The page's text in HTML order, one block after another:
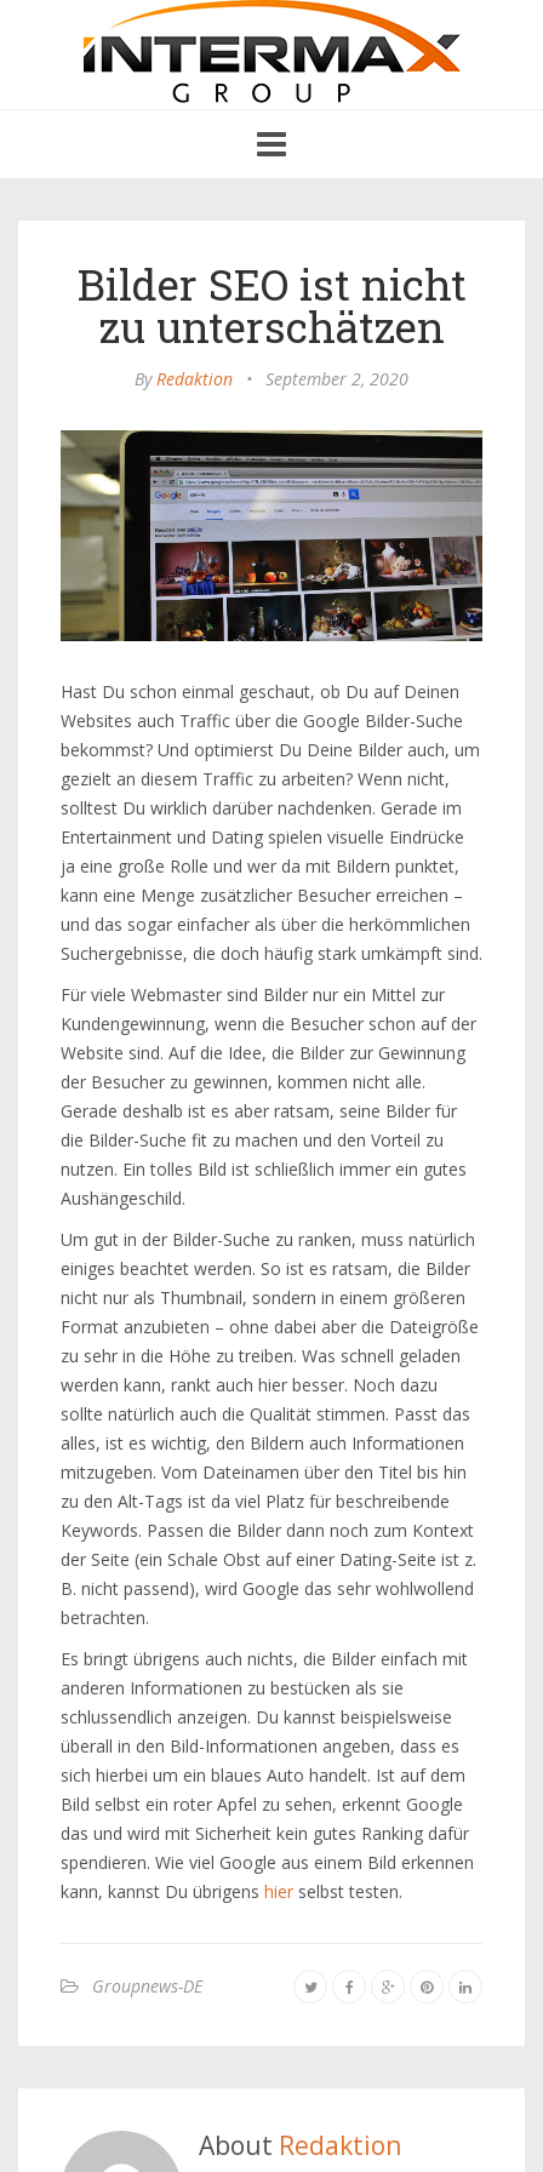
navigation
Bilder SEO ist nicht
zu unterschätzen
ByRedaktion • September 2, 2020
Hast Du schon einmal geschaut, ob Du auf Deinen
Websites auch Traffic über die Google Bilder-Suche
bekommst? Und optimierst Du Deine Bilder auch, um
gezielt an diesem Traffic zu arbeiten? Wenn nicht,
solltest Du wirklich darüber nachdenken. Gerade im
Entertainment und Dating spielen visuelle Eindrücke
ja eine große Rolle und wer da mit Bildern punktet,
kann eine Menge zusätzlicher Besucher erreichen –
und das sogar einfacher als über die herkömmlichen
Suchergebnisse, die doch häufig stark umkämpft sind.
Für viele Webmaster sind Bilder nur ein Mittel zur
Kundengewinnung, wenn die Besucher schon auf der
Website sind. Auf die Idee, die Bilder zur Gewinnung
der Besucher zu gewinnen, kommen nicht alle.
Gerade deshalb ist es aber ratsam, seine Bilder für
die Bilder-Suche fit zu machen und den Vorteil zu
nutzen. Ein tolles Bild ist schließlich immer ein gutes
Aushängeschild.
Um gut in der Bilder-Suche zu ranken, muss natürlich
einiges beachtet werden. So ist es ratsam, die Bilder
nicht nur als Thumbnail, sondern in einem größeren
Format anzubieten – ohne dabei aber die Dateigröße
zu sehr in die Höhe zu treiben. Was schnell geladen
werden kann, rankt auch hier besser. Noch dazu
sollte natürlich auch die Qualität stimmen. Passt das
alles, ist es wichtig, den Bildern auch Informationen
mitzugeben. Vom Dateinamen über den Titel bis hin
zu den Alt-Tags ist da viel Platz für beschreibende
Keywords. Passen die Bilder dann noch zum Kontext
der Seite (ein Schale Obst auf einer Dating-Seite ist z.
B. nicht passend), wird Google das sehr wohlwollend
betrachten.
Es bringt übrigens auch nichts, die Bilder einfach mit
anderen Informationen zu bestücken als sie
schlussendlich anzeigen. Du kannst beispielsweise
überall in den Bild-Informationen angeben, dass es
sich hierbei um ein blaues Auto handelt. Ist auf dem
Bild selbst ein roter Apfel zu sehen, erkennt Google
das und wird mit Sicherheit kein gutes Ranking dafür
spendieren. Wie viel Google aus einem Bild erkennen
kann, kannst Du übrigens hier selbst testen.
Groupnews-DE
About Redaktion